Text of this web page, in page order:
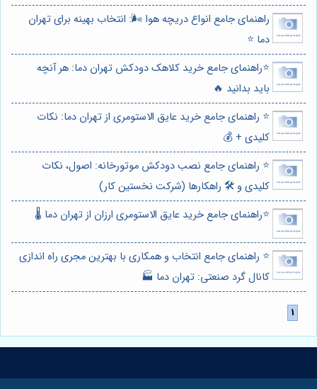
راهنمای جامع انواع دریچه هوا 🌬️: انتخاب بهینه برای تهران
دما ⭐️
⭐️راهنمای جامع خرید کلاهک دودکش تهران دما: هر آنچه
باید بدانید 🔥
⭐️ راهنمای جامع خرید عایق الاستومری از تهران دما: نکات
کلیدی + 💰
⭐️ راهنمای جامع نصب دودکش موتورخانه: اصول، نکات
کلیدی و 🛠️ راهکارها (شرکت نخستین کار)
⭐️راهنمای جامع خرید عایق الاستومری ارزان از تهران دما 🌡️
⭐️ راهنمای جامع انتخاب و همکاری با بهترین مجری راه اندازی
کانال گرد صنعتی: تهران دما 🏭